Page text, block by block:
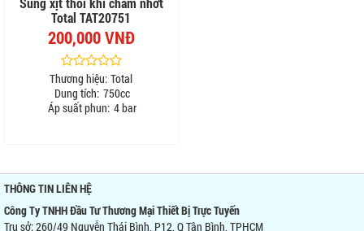
Total TAT20751
200,000 VNĐ
Thương hiệu: Total
Dung tích: 750cc
Áp suất phun: 4 bar
THÔNG TIN LIÊN HỆ
Công Ty TNHH Đầu Tư Thương Mại Thiết Bị Trực Tuyến
Trụ sở: 260/49 Nguyễn Thái Bình, P12, Q Tân Bình, TPHCM